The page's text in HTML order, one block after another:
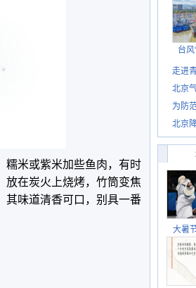
米或紫米加些鱼肉，有时
放在炭火上烧烤，竹筒变焦
其味道清香可口，别具一番
台风
走进
北京
为防
北京
大暑